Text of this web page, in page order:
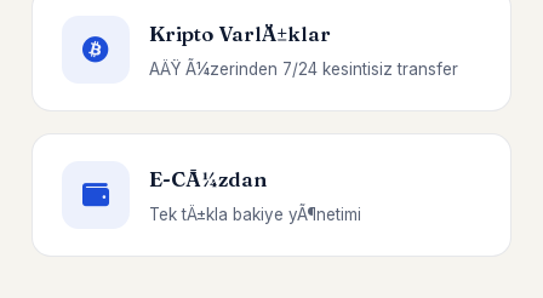
Kripto VarlÄ±klar
AÄŸ Ã¼zerinden 7/24 kesintisiz transfer
E-CÃ¼zdan
Tek tÄ±kla bakiye yÃ¶netimi